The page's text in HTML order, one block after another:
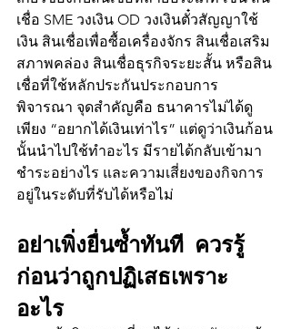
เชื่อ SME วงเงิน OD วงเงินตั๋วสัญญาใช้
เงิน สินเชื่อเพื่อซื้อเครื่องจักร สินเชื่อเสริม
สภาพคล่อง สินเชื่อธุรกิจระยะสั้น หรือสิน
เชื่อที่ใช้หลักประกันประกอบการ
พิจารณา จุดสำคัญคือ ธนาคารไม่ได้ดู
เพียง “อยากได้เงินเท่าไร” แต่ดูว่าเงินก้อน
นั้นนำไปใช้ทำอะไร มีรายได้กลับเข้ามา
ชำระอย่างไร และความเสี่ยงของกิจการ
อยู่ในระดับที่รับได้หรือไม่
อย่าเพิ่งยื่นซ้ำทันที ควรรู้
ก่อนว่าถูกปฏิเสธเพราะ
อะไร